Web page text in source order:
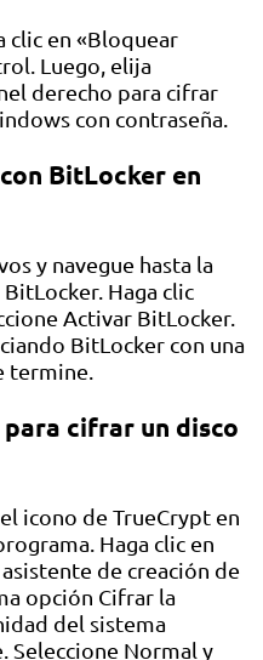
clic en «Bloquear
Luego, elija
derecho para cifrar
con contraseña.
BitLocker en
y navegue hasta la
Haga clic
Activar BitLocker.
BitLocker con una
termine.
cifrar un disco
icono de TrueCrypt en
Haga clic en
de creación de
opción Cifrar la
del sistema
Seleccione Normal y